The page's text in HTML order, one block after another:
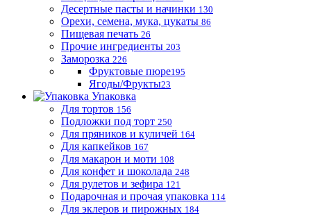
Десертные пасты и начинки 130
Орехи, семена, мука, цукаты 86
Пищевая печать 26
Прочие ингредиенты 203
Заморозка 226
Фруктовые пюре195
Ягоды/Фрукты23
Упаковка
Для тортов 156
Подложки под торт 250
Для пряников и куличей 164
Для капкейков 167
Для макарон и моти 108
Для конфет и шоколада 248
Для рулетов и зефира 121
Подарочная и прочая упаковка 114
Для эклеров и пирожных 184